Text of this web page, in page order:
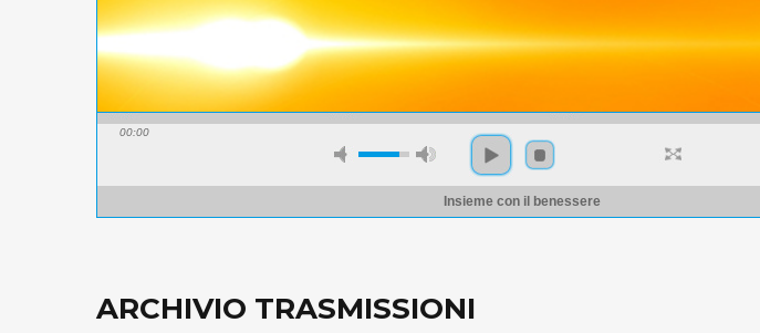
00:00
Insieme con il benessere
ARCHIVIO TRASMISSIONI